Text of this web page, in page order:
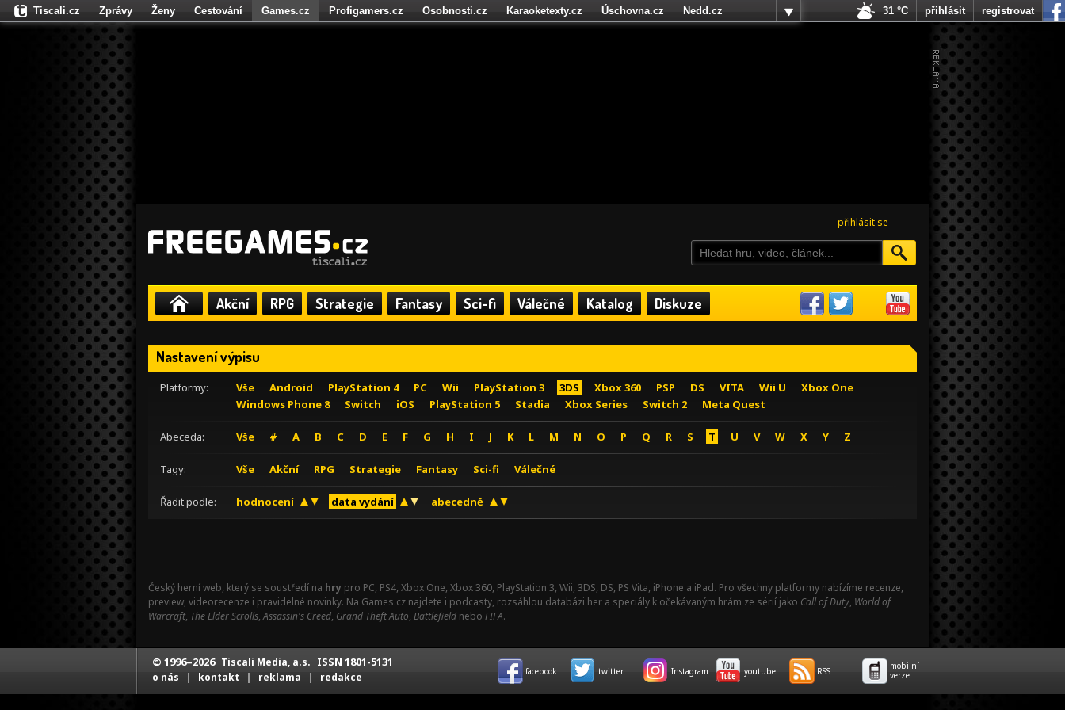
přihlásit se
Akční RPG Strategie Fantasy Sci-fi Válečné Katalog Diskuze
Nastavení výpisu
Platformy: Vše Android PlayStation 4 PC Wii PlayStation 3 3DS Xbox 360 PSP DS VITA Wii U
Xbox One
Windows Phone 8
Switch iOS PlayStation 5 Stadia Xbox Series Switch 2 Meta Quest
Abeceda: Vše # A B C D E F G H I J K L M N O P Q R S T U V W X Y Z
Tagy: Vše Akční RPG Strategie Fantasy Sci-fi Válečné
Řadit podle: hodnocení data vydání abecedně
Český herní web, který se soustředí na hry pro PC, PS4, Xbox One, Xbox 360, PlayStation 3, Wii, 3DS, DS, PS Vita, iPhone a iPad. Pro všechny platformy nabízíme recenze,
preview, videorecenze i pravidelné novinky. Na Games.cz najdete i podcasty, rozsáhlou databázi her a speciály k očekávaným hrám ze sérií jako Call of Duty, World of
Warcraft, The Elder Scrolls,Assassin's Creed, Grand Theft Auto, Battlefield nebo FIFA.
Tiscali.cz Zprávy Ženy Cestování Games.cz Profigamers.cz Osobnosti.cz Karaoketexty.cz Úschovna.cz
Nedd.cz
Fights.cz
31 °C přihlásit registrovat
© 1996–2026 Tiscali Media, a.s. ISSN 1801-5131
o nás | kontakt | reklama | redakce facebook twitter Instagram youtube RSS
mobilní
verze